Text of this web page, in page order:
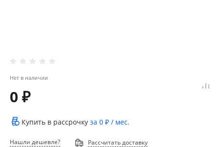
Нет в наличии
0 ₽
Купить в рассрочку за 0 ₽ / мес.
Нашли дешевле? Рассчитать доставку